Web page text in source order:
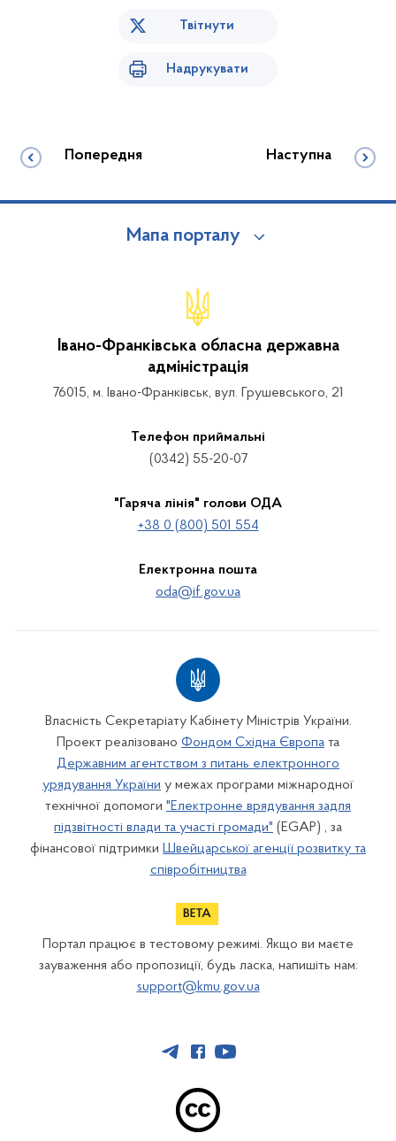
Твітнути
Надрукувати
Попередня Наступна
Мапа порталу
Івано-Франківська обласна державна
адміністрація
76015, м. Івано-Франківськ, вул. Грушевського, 21
Телефон приймальні
(0342) 55-20-07
"Гаряча лінія" голови ОДА
+38 0 (800) 501 554
Електронна пошта
oda@if.gov.ua
Власність Секретаріату Кабінету Міністрів України.
Проект реалізовано Фондом Східна Європа та
Державним агентством з питань електронного
урядування України у межах програми міжнародної
технічної допомоги "Електронне врядування задля
підзвітності влади та участі громади" (EGAP) , за
фінансової підтримки Швейцарської агенції розвитку та
співробітництва
Портал працює в тестовому режимі. Якщо ви маєте
зауваження або пропозиції, будь ласка, напишіть нам:
support@kmu.gov.ua